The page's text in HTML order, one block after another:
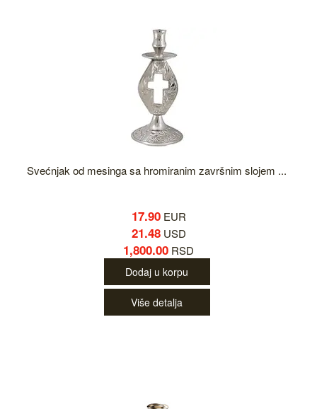
Svećnjak od mesinga sa hromiranim završnim slojem ...
17.90EUR
21.48USD
1,800.00 RSD
Dodaj u korpu
Više detalja